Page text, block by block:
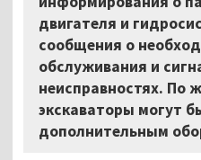
двигателя и
сообщения о
обслуживания и
неисправностях. По
экскаваторы могут
дополнительным